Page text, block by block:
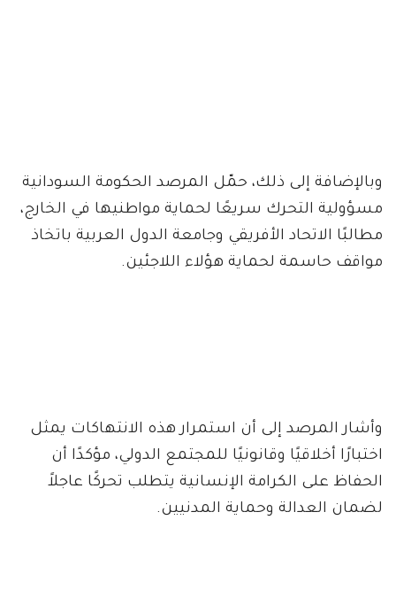
وبالإضافة إلى ذلك، حمّل المرصد الحكومة السودانية
مسؤولية التحرك سريعًا لحماية مواطنيها في الخارج،
مطالبًا الاتحاد الأفريقي وجامعة الدول العربية باتخاذ
مواقف حاسمة لحماية هؤلاء اللاجئين.
وأشار المرصد إلى أن استمرار هذه الانتهاكات يمثل
اختبارًا أخلاقيًا وقانونيًا للمجتمع الدولي، مؤكدًا أن
الحفاظ على الكرامة الإنسانية يتطلب تحركًا عاجلاً
لضمان العدالة وحماية المدنيين.